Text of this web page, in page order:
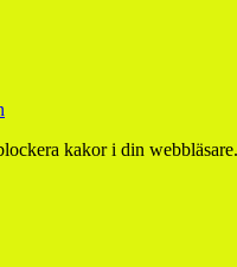
kakor i din webbläsare.